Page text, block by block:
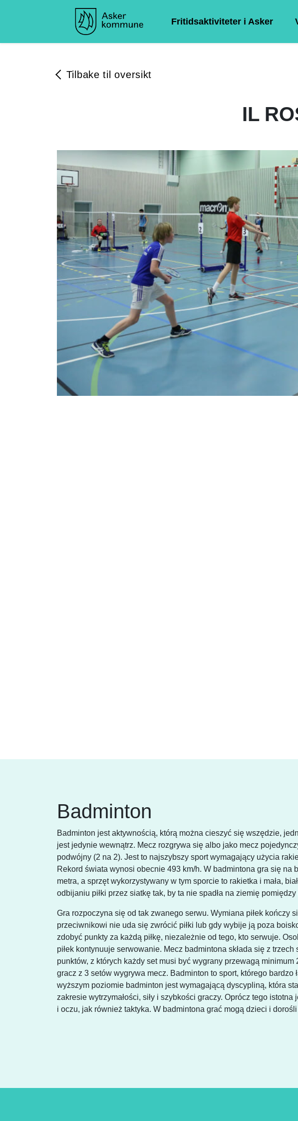
Fritidsaktiviteter i Asker
Tilbake til oversikt
IL
Badminton
Badminton jest aktywnością, którą można cieszyć się wszędzie,
jest jedynie wewnątrz. Mecz rozgrywa się albo jako mecz
podwójny (2 na 2). Jest to najszybszy sport wymagający użycia
Rekord świata wynosi obecnie 493 km/h. W badmintona gra się na
metra, a sprzęt wykorzystywany w tym sporcie to rakietka i mała,
odbijaniu piłki przez siatkę tak, by ta nie spadła na ziemię
Gra rozpoczyna się od tak zwanego serwu. Wymiana piłek kończy
przeciwnikowi nie uda się zwrócić piłki lub gdy wybije ją poza
zdobyć punkty za każdą piłkę, niezależnie od tego, kto serwuje.
piłek kontynuuje serwowanie. Mecz badmintona składa się z
punktów, z których każdy set musi być wygrany przewagą minimum
gracz z 3 setów wygrywa mecz. Badminton to sport, którego bardzo
wyższym poziomie badminton jest wymagającą dyscypliną, która
zakresie wytrzymałości, siły i szybkości graczy. Oprócz tego
i oczu, jak również taktyka. W badmintona grać mogą dzieci i